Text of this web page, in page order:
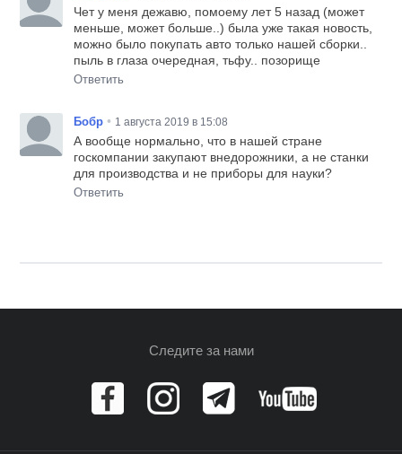
Чет у меня дежавю, помоему лет 5 назад (может
меньше, может больше..) была уже такая новость,
можно было покупать авто только нашей сборки..
пыль в глаза очередная, тьфу.. позорище
Ответить
Бобр • 1 августа 2019 в 15:08
А вообще нормально, что в нашей стране
госкомпании закупают внедорожники, а не станки
для производства и не приборы для науки?
Ответить
Следите за нами